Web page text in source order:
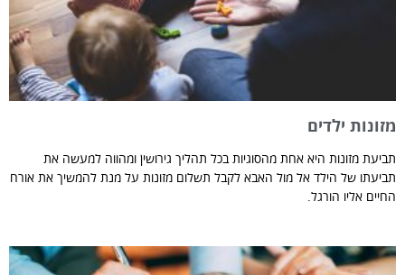
מזונות ילדים
תביעת מזונות היא אחת מהסוגיות בכל תהליך גירושין ומהווה למעשה את
תביעתו של הילד אל מול האבא לקבל תשלום מזונות על מנת להמשיך את אורח
החיים אליו הורגל.